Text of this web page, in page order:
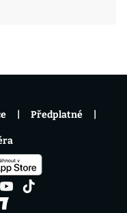
Předplatné